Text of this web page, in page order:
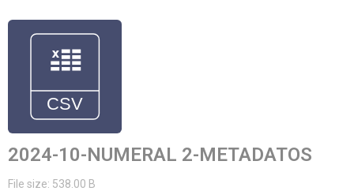
2024-10-NUMERAL 2-METADATOS
File size: 538.00 B